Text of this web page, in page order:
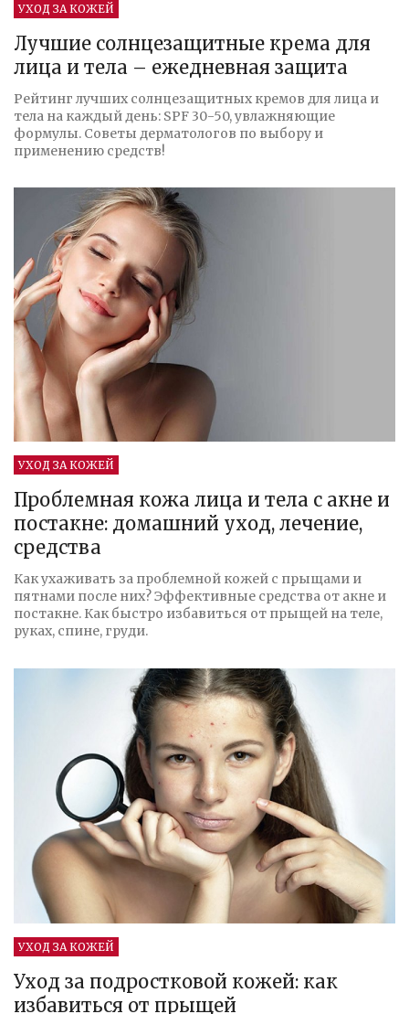
УХОД ЗА КОЖЕЙ
Лучшие солнцезащитные крема для
лица и тела – ежедневная защита
Рейтинг лучших солнцезащитных кремов для лица и
тела на каждый день: SPF 30-50, увлажняющие
формулы. Советы дерматологов по выбору и
применению средств!
УХОД ЗА КОЖЕЙ
Проблемная кожа лица и тела с акне и
постакне: домашний уход, лечение,
средства
Как ухаживать за проблемной кожей с прыщами и
пятнами после них? Эффективные средства от акне и
постакне. Как быстро избавиться от прыщей на теле,
руках, спине, груди.
УХОД ЗА КОЖЕЙ
Уход за подростковой кожей: как
избавиться от прыщей